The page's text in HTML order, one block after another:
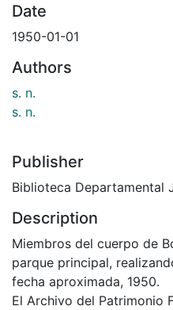
Date
1950-01-01
Authors
s. n.
s. n.
Publisher
Biblioteca Departamental
Description
Miembros del cuerpo de
parque principal,
fecha aproximada, 1950.
El Archivo del Patrimonio